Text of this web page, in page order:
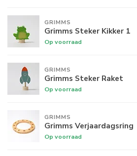
GRIMMS
Grimms Steker Kikker 1
Op voorraad
GRIMMS
Grimms Steker Raket
Op voorraad
GRIMMS
Grimms Verjaardagsring
Op voorraad